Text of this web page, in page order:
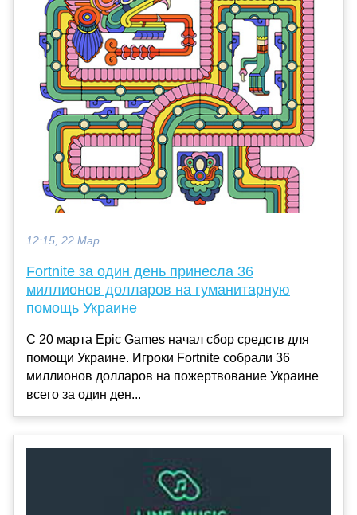
12:15, 22 Мар
Fortnite за один день принесла 36
миллионов долларов на гуманитарную
помощь Украине
С 20 марта Epic Games начал сбор средств для
помощи Украине. Игроки Fortnite собрали 36
миллионов долларов на пожертвование Украине
всего за один ден...